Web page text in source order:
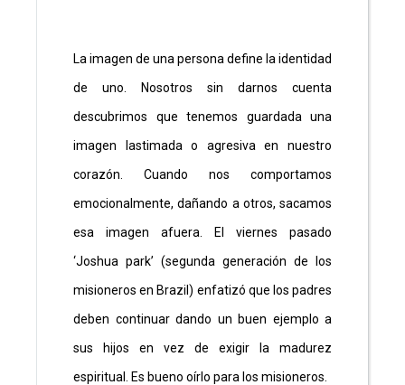
La imagen de una persona define la identidad
de uno. Nosotros sin darnos cuenta
descubrimos que tenemos guardada una
imagen lastimada o agresiva en nuestro
corazón. Cuando nos comportamos
emocionalmente, dañando a otros, sacamos
esa imagen afuera. El viernes pasado
‘Joshua park’ (segunda generación de los
misioneros en Brazil) enfatizó que los padres
deben continuar dando un buen ejemplo a
sus hijos en vez de exigir la madurez
espiritual. Es bueno oírlo para los misioneros.